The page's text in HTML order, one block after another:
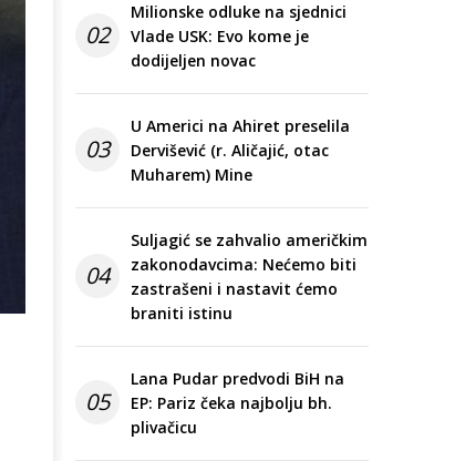
02
Milionske odluke na sjednici
Vlade USK: Evo kome je
dodijeljen novac
03
U Americi na Ahiret preselila
Dervišević (r. Aličajić, otac
Muharem) Mine
04
Suljagić se zahvalio američkim
zakonodavcima: Nećemo biti
zastrašeni i nastavit ćemo
braniti istinu
05
Lana Pudar predvodi BiH na
EP: Pariz čeka najbolju bh.
plivačicu